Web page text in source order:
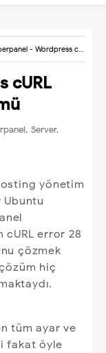
- Wordpress cURL error 28 hatası ve çözümü
cURL
, Server,
yönetim
error 28
çözmek
hiç
tüm ayar ve
fakat öyle